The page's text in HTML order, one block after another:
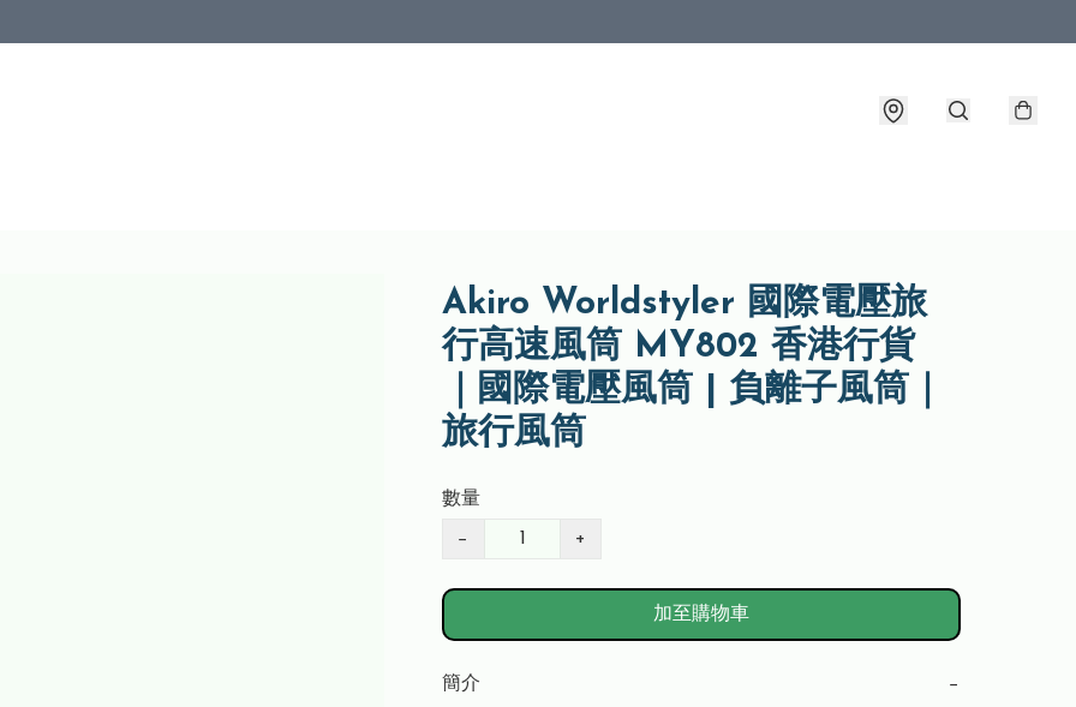
Akiro Worldstyler 國際電壓旅
行高速風筒 MY802 香港行貨
｜國際電壓風筒 | 負離子風筒｜
旅行風筒
數量
− +
加至購物車
簡介 −